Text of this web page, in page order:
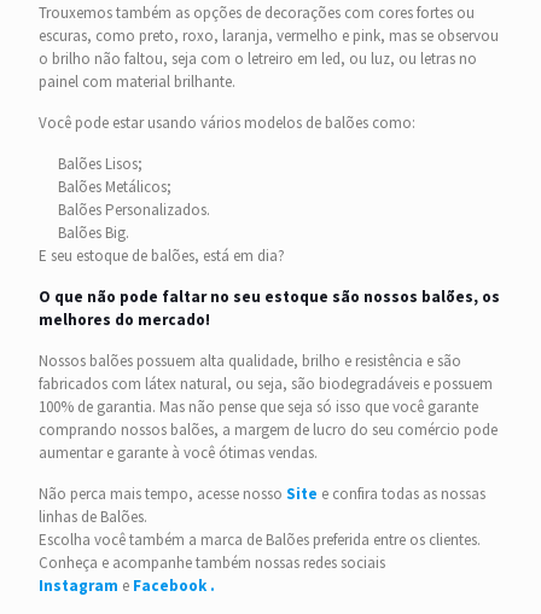
Trouxemos também as opções de decorações com cores fortes ou
escuras, como preto, roxo, laranja, vermelho e pink, mas se observou
o brilho não faltou, seja com o letreiro em led, ou luz, ou letras no
painel com material brilhante.
Você pode estar usando vários modelos de balões como:
Balões Lisos;
Balões Metálicos;
Balões Personalizados.
Balões Big.
E seu estoque de balões, está em dia?
O que não pode faltar no seu estoque são nossos balões, os
melhores do mercado!
Nossos balões possuem alta qualidade, brilho e resistência e são
fabricados com látex natural, ou seja, são biodegradáveis e possuem
100% de garantia. Mas não pense que seja só isso que você garante
comprando nossos balões, a margem de lucro do seu comércio pode
aumentar e garante à você ótimas vendas.
Não perca mais tempo, acesse nosso Site e confira todas as nossas
linhas de Balões.
Escolha você também a marca de Balões preferida entre os clientes.
Conheça e acompanhe também nossas redes sociais
Instagram e Facebook .